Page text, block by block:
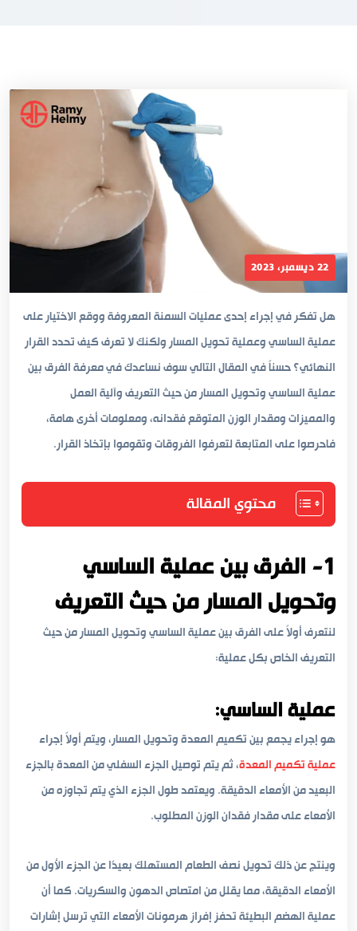
22 ديسمبر، 2023
هل تفكر في إجراء إحدى عمليات السمنة المعروفة ووقع الاختيار على
عملية الساسي وعملية تحويل المسار ولكنك لا تعرف كيف تحدد القرار
النهائي؟ حسناً في المقال التالي سوف نساعدك في معرفة الفرق بين
عملية الساسي وتحويل المسار من حيث التعريف وآلية العمل
والمميزات ومقدار الوزن المتوقع فقدانه، ومعلومات أخرى هامة،
فاحرصوا على المتابعة لتعرفوا الفروقات وتقوموا بإتخاذ القرار.
محتوي المقالة
1- الفرق بين عملية الساسي
وتحويل المسار من حيث التعريف
لنتعرف أولاً على الفرق بين عملية الساسي وتحويل المسار من حيث
التعريف الخاص بكل عملية:
عملية الساسي:
هو إجراء يجمع بين تكميم المعدة وتحويل المسار، ويتم أولاً إجراء
عملية تكميم المعدة، ثم يتم توصيل الجزء السفلي من المعدة بالجزء
البعيد من الأمعاء الدقيقة. ويعتمد طول الجزء الذي يتم تجاوزه من
الأمعاء على مقدار فقدان الوزن المطلوب.
وينتج عن ذلك تحويل نصف الطعام المستهلك بعيدًا عن الجزء الأول من
الأمعاء الدقيقة، مما يقلل من امتصاص الدهون والسكريات. كما أن
عملية الهضم البطيئة تحفز إفراز هرمونات الأمعاء التي ترسل إشارات